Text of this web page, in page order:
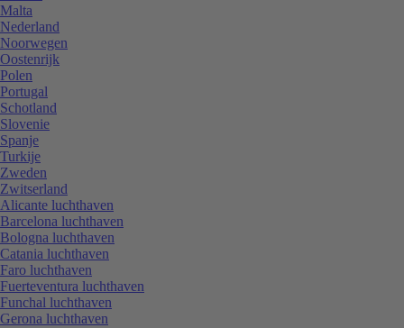
Malta
Nederland
Noorwegen
Oostenrijk
Polen
Portugal
Schotland
Slovenie
Spanje
Turkije
Zweden
Zwitserland
Alicante luchthaven
Barcelona luchthaven
Bologna luchthaven
Catania luchthaven
Faro luchthaven
Fuerteventura luchthaven
Funchal luchthaven
Gerona luchthaven